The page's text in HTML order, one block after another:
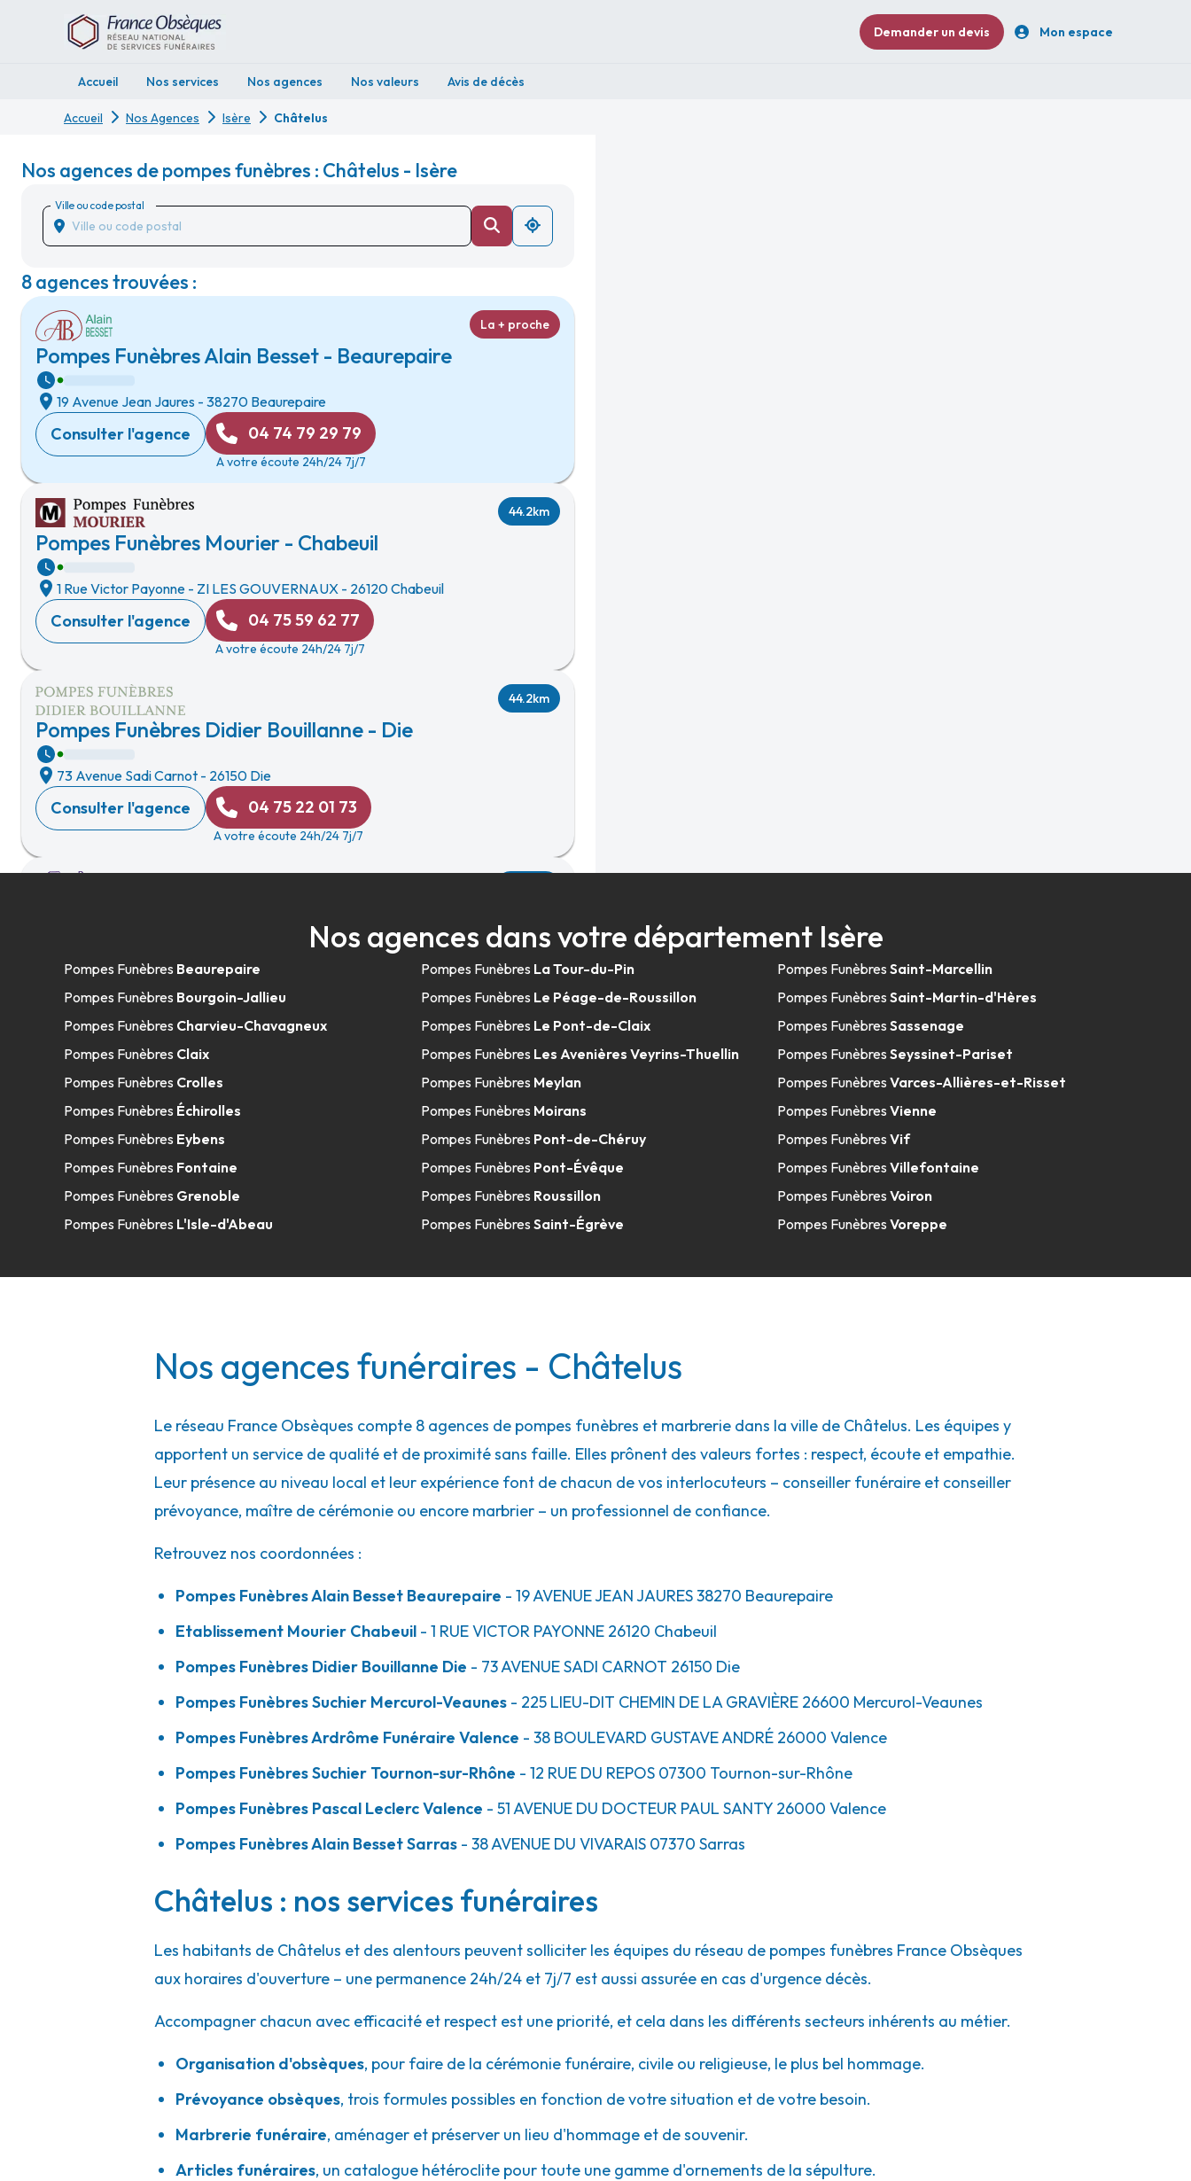
Demander un devis Mon espace
Accueil Nos services Nos agences Nos valeurs Avis de décès
Accueil Nos Agences Isère Châtelus
Nos agences de pompes funèbres : Châtelus - Isère
Ville ou code postal
8 agences trouvées :
Pompes Funèbres Alain Besset - Beaurepaire
La + proche
19 Avenue Jean Jaures - 38270 Beaurepaire
Consulter l'agence 04 74 79 29 79
A votre écoute 24h/24 7j/7
Pompes Funèbres Mourier - Chabeuil
44.2km
1 Rue Victor Payonne - ZI LES GOUVERNAUX - 26120 Chabeuil
Consulter l'agence 04 75 59 62 77
A votre écoute 24h/24 7j/7
Pompes Funèbres Didier Bouillanne - Die
44.2km
73 Avenue Sadi Carnot - 26150 Die
Consulter l'agence 04 75 22 01 73
A votre écoute 24h/24 7j/7
225 Lieu-Dit Chemin De La Gravière LES LOTS MULE BLANCHE- 26600
Consulter l'agence 04 69 24 12 66
Ardrôme Funéraire - Valence
38 Boulevard Gustave André-
Consulter l'agence
A votre écoute 24h/24 7j/7
49.3km
12 Rue Du Repos- 07300 Tournon-sur-Rhône
04 75 07 12 48
A votre écoute 24h/24 7j/7
Pascal Leclerc - Valence
51 Avenue Du Docteur Paul Santy 26000 Valence
A votre écoute 24h/24 7j/7
38 Avenue Du Vivarais-07370 Sarras
Consulter l'agence 04 75 23 15 70
Nos agences dans votre département Isère
Pompes Funèbres Beaurepaire
Pompes Funèbres Bourgoin-Jallieu
Pompes Funèbres Charvieu-Chavagneux
Pompes Funèbres Claix
Pompes Funèbres Crolles
Pompes Funèbres Échirolles
Pompes Funèbres Eybens
Pompes Funèbres Fontaine
Pompes Funèbres Grenoble
Pompes Funèbres L'Isle-d'Abeau
Pompes Funèbres La Tour-du-Pin
Pompes Funèbres Le Péage-de-Roussillon
Pompes Funèbres Le Pont-de-Claix
Pompes Funèbres Les Avenières Veyrins-Thuellin
Pompes Funèbres Meylan
Pompes Funèbres Moirans
Pompes Funèbres Pont-de-Chéruy
Pompes Funèbres Pont-Évêque
Pompes Funèbres Roussillon
Pompes Funèbres Saint-Égrève
Pompes FunèbresSaint-Marcellin
Pompes FunèbresSaint-Martin-d'Hères
Pompes FunèbresSassenage
Pompes FunèbresSeyssinet-Pariset
Pompes FunèbresVarces-Allières-et-Risset
Pompes FunèbresVienne
Pompes FunèbresVif
Pompes FunèbresVillefontaine
Pompes FunèbresVoiron
Pompes FunèbresVoreppe
Nos agences funéraires - Châtelus
Le réseau France Obsèques compte 8 agences de pompes funèbres et marbrerie dans la ville de Châtelus. Les équipes y
apportent un service de qualité et de proximité sans faille. Elles prônent des valeurs fortes : respect, écoute et empathie.
Leur présence au niveau local et leur expérience font de chacun de vos interlocuteurs – conseiller funéraire et conseiller
prévoyance, maître de cérémonie ou encore marbrier – un professionnel de confiance.
Retrouvez nos coordonnées :
Pompes Funèbres Alain Besset Beaurepaire - 19 AVENUE JEAN JAURES38270 Beaurepaire
Etablissement Mourier Chabeuil - 1 RUE VICTOR PAYONNE 26120 Chabeuil
Pompes Funèbres Didier Bouillanne Die - 73 AVENUE SADI CARNOT 26150 Die
Pompes Funèbres Suchier Mercurol-Veaunes - 225 LIEU-DIT CHEMIN DE LA GRAVIÈRE 26600 Mercurol-Veaunes
Pompes Funèbres Ardrôme Funéraire Valence - 38 BOULEVARD GUSTAVE ANDRÉ 26000 Valence
Pompes Funèbres Suchier Tournon-sur-Rhône - 12 RUE DU REPOS 07300 Tournon-sur-Rhône
Pompes Funèbres Pascal Leclerc Valence - 51 AVENUE DU DOCTEUR PAUL SANTY 26000 Valence
Pompes Funèbres Alain Besset Sarras - 38 AVENUE DU VIVARAIS 07370 Sarras
Châtelus : nos services funéraires
Les habitants de Châtelus et des alentours peuvent solliciter les équipes du réseau de pompes funèbres France Obsèques
aux horaires d'ouverture – une permanence 24h/24 et 7j/7 est aussi assurée en cas d'urgence décès.
Accompagner chacun avec efficacité et respect est une priorité, et cela dans les différents secteurs inhérents au métier.
Organisation d'obsèques, pour faire de la cérémonie funéraire, civile ou religieuse, le plus bel hommage.
Prévoyance obsèques, trois formules possibles en fonction de votre situation et de votre besoin.
Marbrerie funéraire, aménager et préserver un lieu d'hommage et de souvenir.
Articles funéraires, un catalogue hétéroclite pour toute une gamme d'ornements de la sépulture.